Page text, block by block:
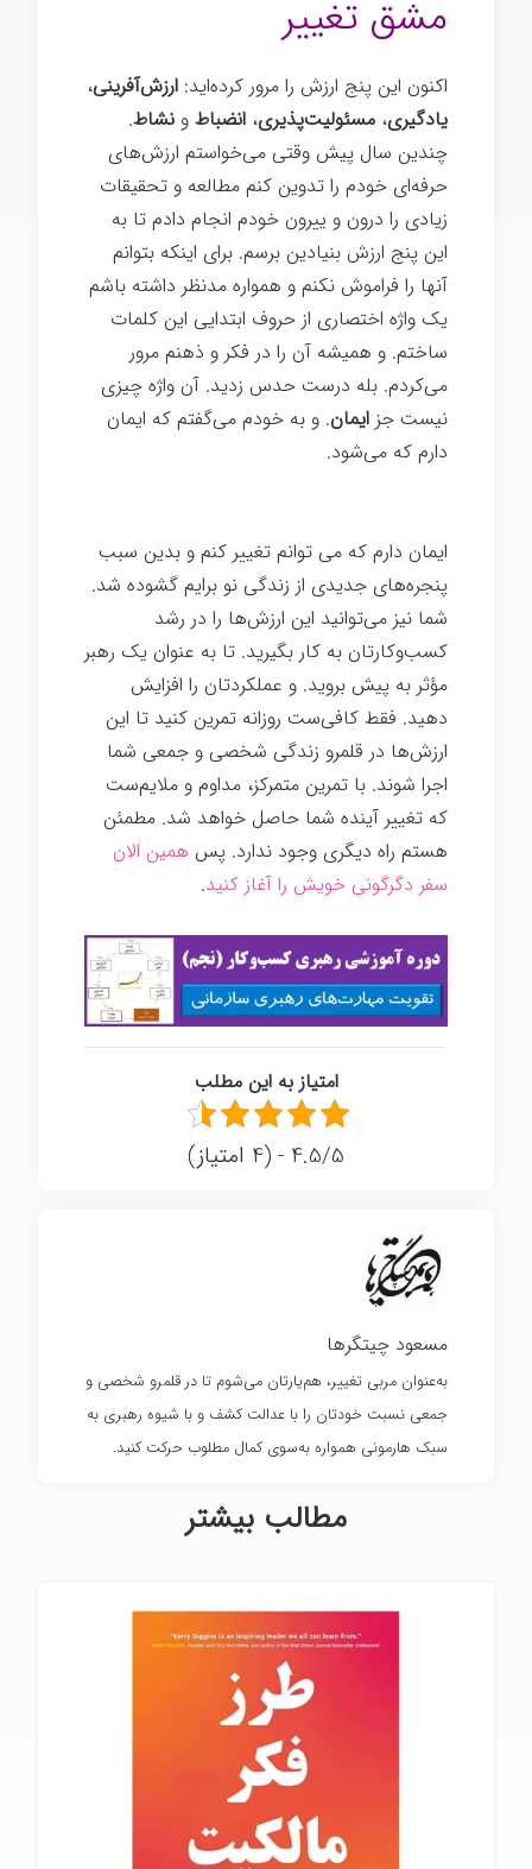
مشق تغییر
اکنون این پنج ارزش را مرور کرده‌اید: ارزش‌آفرینی،
یادگیری، مسئولیت‌پذیری، انضباط و نشاط.
چندین سال پیش وقتی می‌خواستم ارزش‌های
حرفه‌ای خودم را تدوین کنم مطالعه و تحقیقات
زیادی را درون و ییرون خودم انجام دادم تا به
این پنج ارزش بنیادین برسم. برای اینکه بتوانم
آنها را فراموش نکنم و همواره مدنظر داشته باشم
یک واژه اختصاری از حروف ابتدایی این کلمات
ساختم. و همیشه آن را در فکر و ذهنم مرور
می‌کردم. بله درست حدس زدید. آن واژه چیزی
نیست جز ایمان. و به خودم می‌گفتم که ایمان
دارم که می‌شود.
ایمان دارم که می توانم تغییر کنم و بدین سبب
پنجره‌های جدیدی از زندگی نو برایم گشوده شد.
شما نیز می‌توانید این ارزش‌ها را در رشد
کسب‌وکارتان به کار بگیرید. تا به عنوان یک رهبر
مؤثر به پیش بروید. و عملکردتان را افزایش
دهید. فقط کافی‌ست روزانه تمرین کنید تا این
ارزش‌ها در قلمرو زندگی شخصی و جمعی شما
اجرا شوند. با تمرین متمرکز، مداوم و ملایم‌ست
که تغییر آینده شما حاصل خواهد شد. مطمئن
هستم راه دیگری وجود ندارد. پس همین الان
سفر دگرگونی خویش را آغاز کنید.
امتیاز به این مطلب
4.5/5 - (4 امتیاز)
مسعود چیتگرها
به‌عنوان مربی تغییر، هم‌یارتان می‌شوم تا در قلمرو شخصی و
جمعی نسبت خودتان را با عدالت کشف و با شیوه رهبری به
سبک هارمونی همواره به‌سوی کمال مطلوب حرکت کنید.
مطالب بیشتر